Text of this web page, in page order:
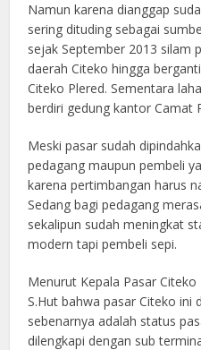
Namun karena dianggap
sering dituding sebagai
sejak September 2013 silam
daerah Citeko hingga
Citeko Plered. Sementara
berdiri gedung kantor Camat
Meski pasar sudah
pedagang maupun pembeli
karena pertimbangan harus
Sedang bagi pedagang
sekalipun sudah meningkat
modern tapi pembeli sepi.
Menurut Kepala Pasar
S.Hut bahwa pasar Citeko ini
sebenarnya adalah status
dilengkapi dengan sub